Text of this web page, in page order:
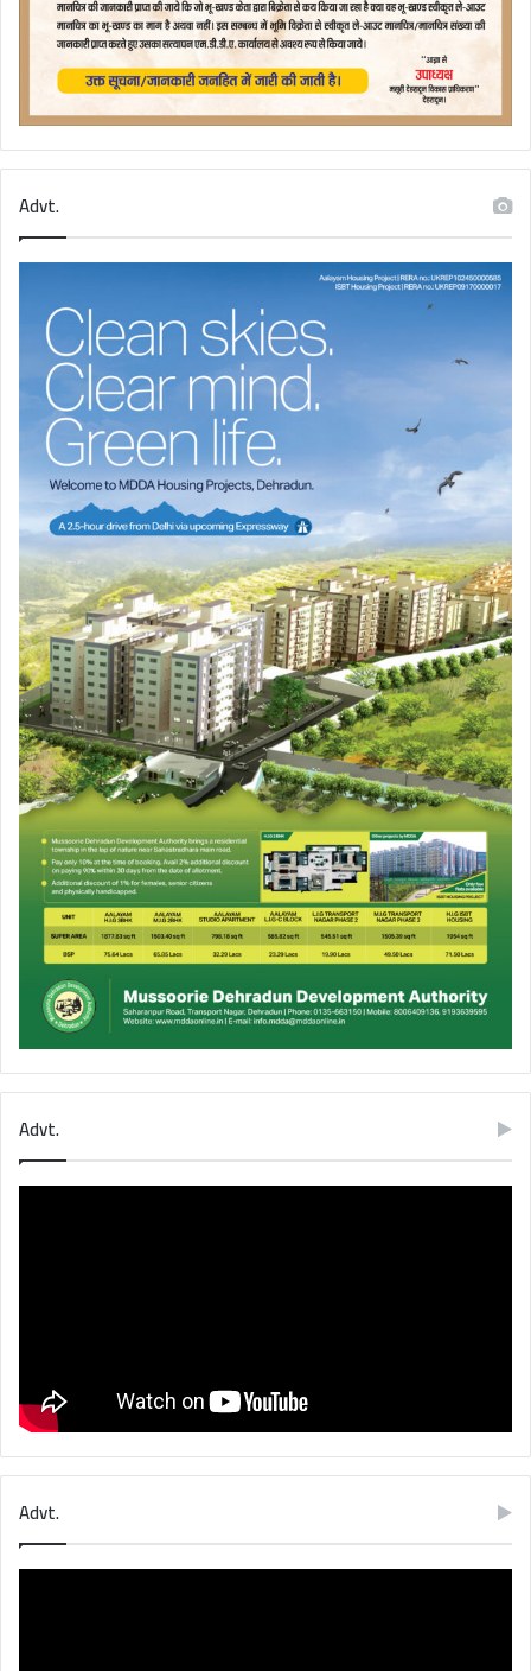
Advt.
Advt.
Advt.